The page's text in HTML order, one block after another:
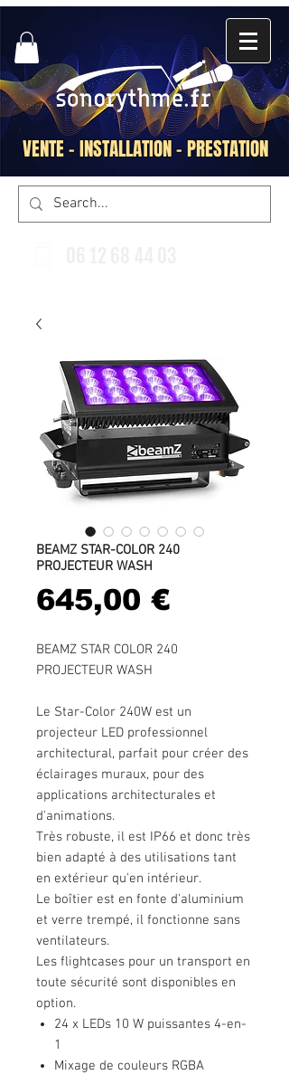
VENTE - INSTALLATION - PRESTATION
BEAMZ STAR-COLOR 240
PROJECTEUR WASH
645,00 €Prix
BEAMZ STAR COLOR 240
PROJECTEUR WASH
Le Star-Color 240W est un
projecteur LED professionnel
architectural, parfait pour créer des
éclairages muraux, pour des
applications architecturales et
d'animations.
Très robuste, il est IP66 et donc très
bien adapté à des utilisations tant
en extérieur qu'en intérieur.
Le boîtier est en fonte d'aluminium
et verre trempé, il fonctionne sans
ventilateurs.
Les flightcases pour un transport en
toute sécurité sont disponibles en
option.
24 x LEDs 10 W puissantes 4-en-
1
Mixage de couleurs RGBA